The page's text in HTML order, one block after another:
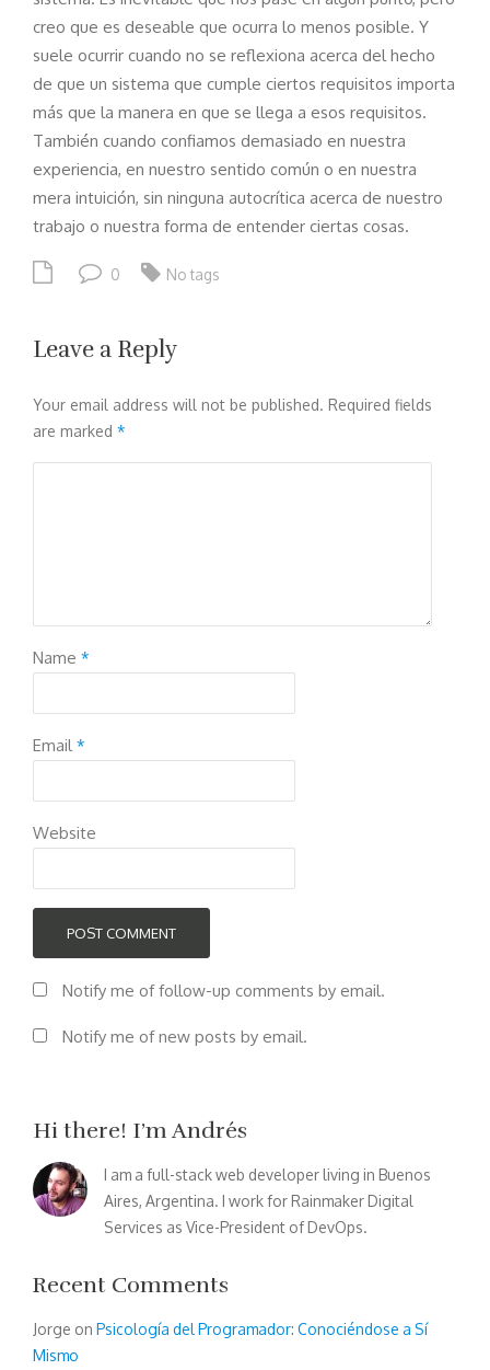
creo que es deseable que ocurra lo menos posible. Y
suele ocurrir cuando no se reflexiona acerca del hecho
de que un sistema que cumple ciertos requisitos importa
más que la manera en que se llega a esos requisitos.
También cuando confiamos demasiado en nuestra
experiencia, en nuestro sentido común o en nuestra
mera intuición, sin ninguna autocrítica acerca de nuestro
trabajo o nuestra forma de entender ciertas cosas.
0 No tags
Leave a Reply
Your email address will not be published. Required fields
are marked *
Name *
Email*
Website
Notify me of follow-up comments by email.
Notify me of new posts by email.
Hi there! I’m Andrés
I am a full-stack web developer living in Buenos
Aires, Argentina. I work for Rainmaker Digital
Services as Vice-President of DevOps.
Recent Comments
Jorge on Psicología del Programador: Conociéndose a Sí
Mismo